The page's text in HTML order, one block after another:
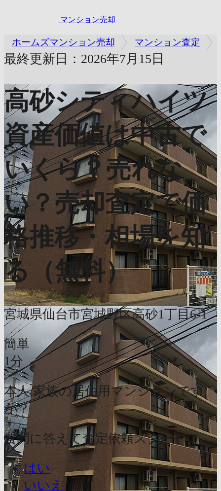
マンション売却
ホームズマンション売却 マンション査定
最終更新日：2026年7月15日
高砂シティハイツ
資産価値は中古で
いくら？売れな
い？売却査定で価
格推移・相場を知
る（無料）
宮城県仙台市宮城野区高砂1丁目6-1
簡単
1分
本人/家族の居住用マンションです
か？
質問に答えて査定依頼スタート
はい
いいえ